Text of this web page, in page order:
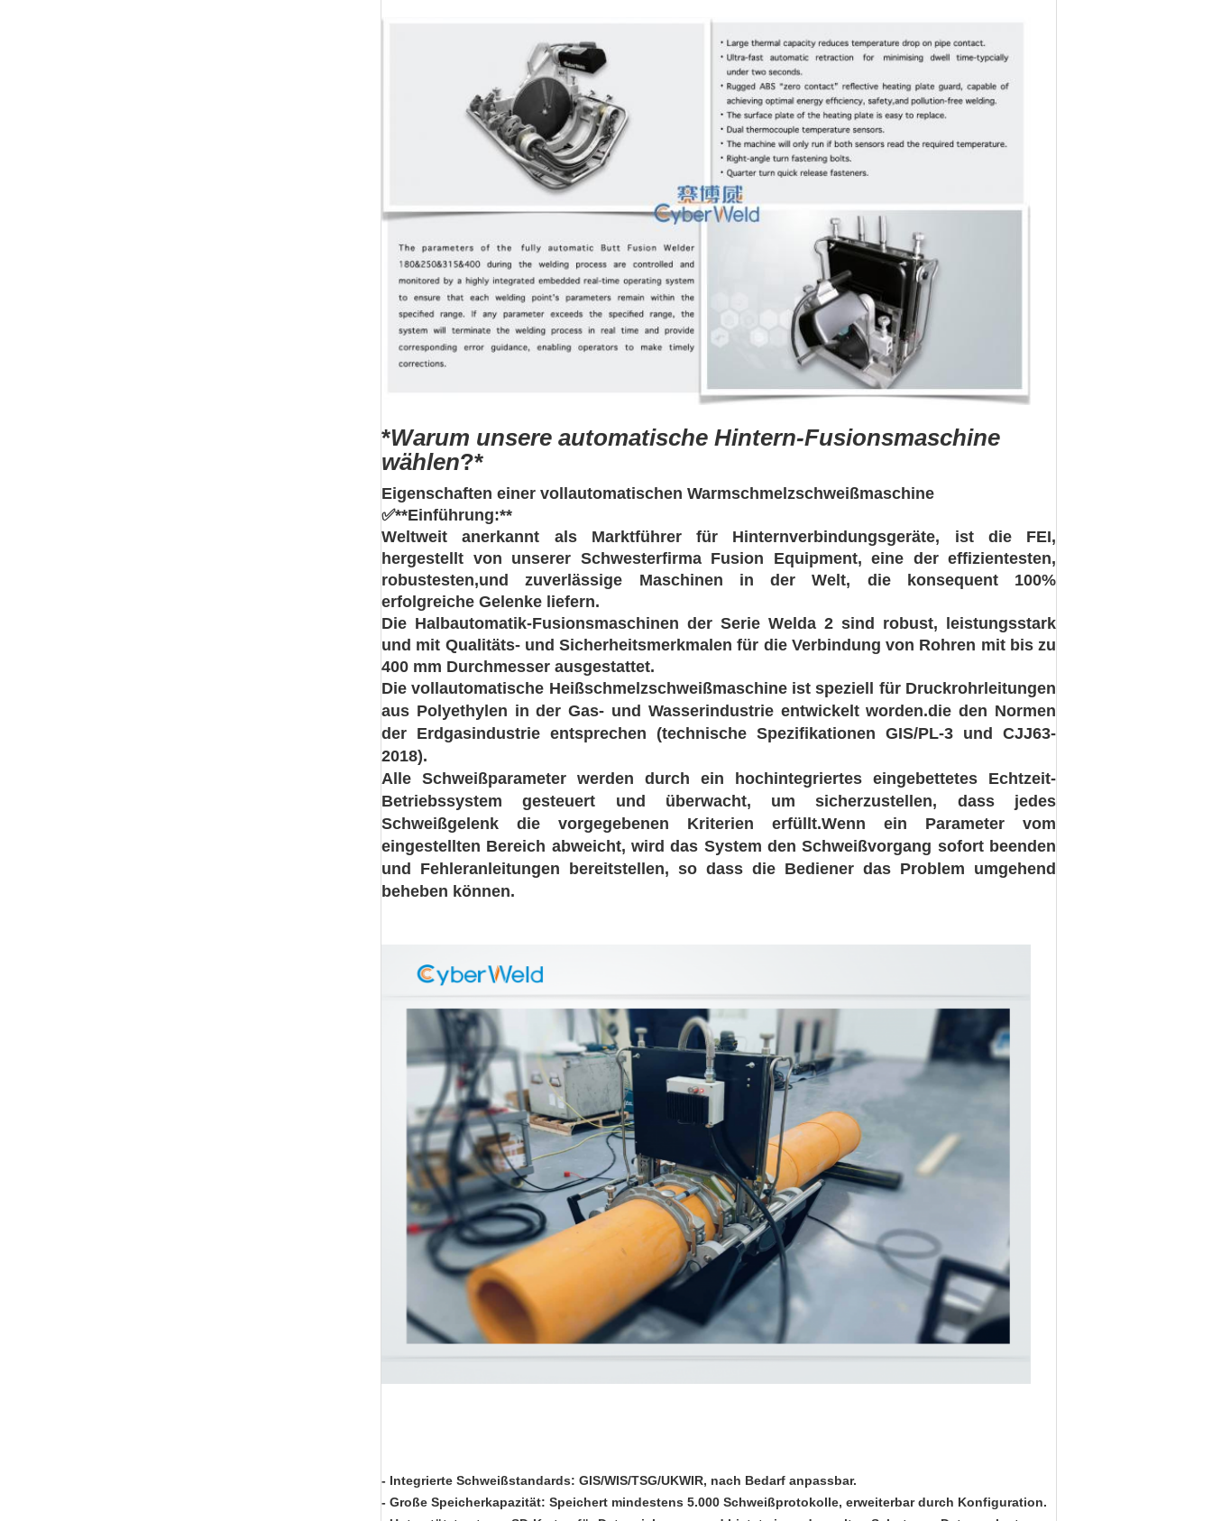
*Warum unsere automatische Hintern-Fusionsmaschine
wählen?*
Eigenschaften einer vollautomatischen Warmschmelzschweißmaschine
✅**Einführung:**
Weltweit anerkannt als Marktführer für Hinternverbindungsgeräte, ist die FEI,
hergestellt von unserer Schwesterfirma Fusion Equipment, eine der effizientesten,
robustesten,und zuverlässige Maschinen in der Welt, die konsequent 100%
erfolgreiche Gelenke liefern.
Die Halbautomatik-Fusionsmaschinen der Serie Welda 2 sind robust, leistungsstark
und mit Qualitäts- und Sicherheitsmerkmalen für die Verbindung von Rohren mit bis zu
400 mm Durchmesser ausgestattet.
Die vollautomatische Heißschmelzschweißmaschine ist speziell für Druckrohrleitungen
aus Polyethylen in der Gas- und Wasserindustrie entwickelt worden.die den Normen
der Erdgasindustrie entsprechen (technische Spezifikationen GIS/PL-3 und CJJ63-
2018).
Alle Schweißparameter werden durch ein hochintegriertes eingebettetes Echtzeit-
Betriebssystem gesteuert und überwacht, um sicherzustellen, dass jedes
Schweißgelenk die vorgegebenen Kriterien erfüllt.Wenn ein Parameter vom
eingestellten Bereich abweicht, wird das System den Schweißvorgang sofort beenden
und Fehleranleitungen bereitstellen, so dass die Bediener das Problem umgehend
beheben können.
- Integrierte Schweißstandards: GIS/WIS/TSG/UKWIR, nach Bedarf anpassbar.
- Große Speicherkapazität: Speichert mindestens 5.000 Schweißprotokolle, erweiterbar durch Konfiguration.